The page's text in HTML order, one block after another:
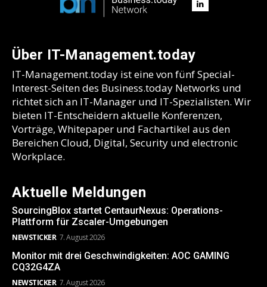
Über IT-Management.today
IT-Management.today ist eine von fünf Special-
Interest-Seiten des Business.today Networks und
richtet sich an IT-Manager und IT-Spezialisten. Wir
bieten IT-Entscheidern aktuelle Konferenzen,
Vorträge, Whitepaper und Fachartikel aus den
Bereichen Cloud, Digital, Security und electronic
Workplace.
Aktuelle Meldungen
SourcingBlox startet CentaurNexus: Operations-
Plattform für Zscaler-Umgebungen
NEWSTICKER 7. August 2026
Monitor mit drei Geschwindigkeiten: AOC GAMING
CQ32G4ZA
NEWSTICKER 7. August 2026